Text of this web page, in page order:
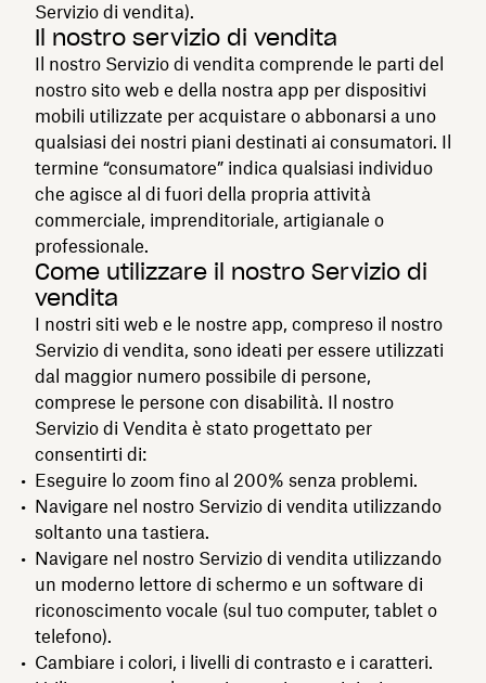
Servizio di vendita).
Il nostro servizio di vendita
Il nostro Servizio di vendita comprende le parti del
nostro sito web e della nostra app per dispositivi
mobili utilizzate per acquistare o abbonarsi a uno
qualsiasi dei nostri piani destinati ai consumatori. Il
termine “consumatore” indica qualsiasi individuo
che agisce al di fuori della propria attività
commerciale, imprenditoriale, artigianale o
professionale.
Come utilizzare il nostro Servizio di
vendita
I nostri siti web e le nostre app, compreso il nostro
Servizio di vendita, sono ideati per essere utilizzati
dal maggior numero possibile di persone,
comprese le persone con disabilità. Il nostro
Servizio di Vendita è stato progettato per
consentirti di:
Eseguire lo zoom fino al 200% senza problemi.
Navigare nel nostro Servizio di vendita utilizzando
soltanto una tastiera.
Navigare nel nostro Servizio di vendita utilizzando
un moderno lettore di schermo e un software di
riconoscimento vocale (sul tuo computer, tablet o
telefono).
Cambiare i colori, i livelli di contrasto e i caratteri.